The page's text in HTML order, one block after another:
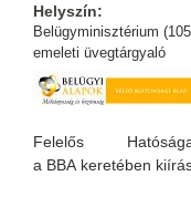
Helyszín:
Belügyminisztérium
emeleti üvegtárgyaló
Felelős
a BBA keretében